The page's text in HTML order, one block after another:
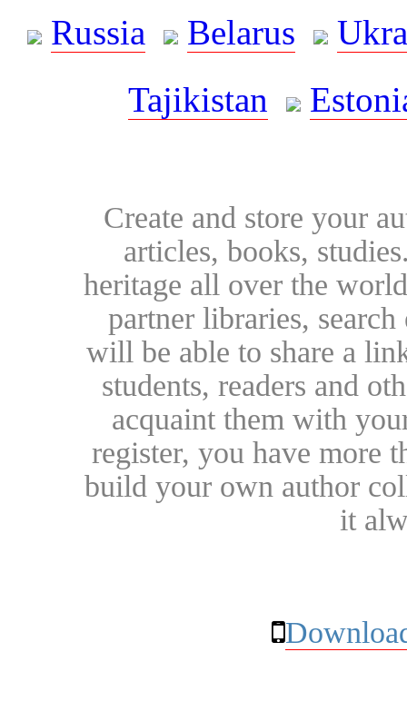
Russia
Belarus
Tajikistan
Create and store your
articles, books,
heritage all over the
partner libraries,
will be able to share a
students, readers and
acquaint them with
register, you have more
build your own author
it